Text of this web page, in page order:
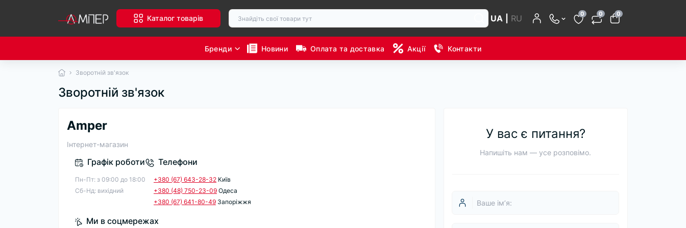
Каталог товарів UA RU 0 0 0
Бренди Новини Оплата та доставка Акції Контакти
Зворотній зв'язок
Зворотній зв'язок
Amper
Інтернет-магазин
Графік роботи
Пн-Пт: з 09:00 дo 18:00
Cб-Hд: виxідний
Телефони
+380 (67) 643-28-32 Київ
+380 (48) 750-23-09 Одеса
+380 (67) 641-80-49 Запоріжжя
Ми в соцмережах
У вас є питання?
Напишіть нам — усе розповімо.